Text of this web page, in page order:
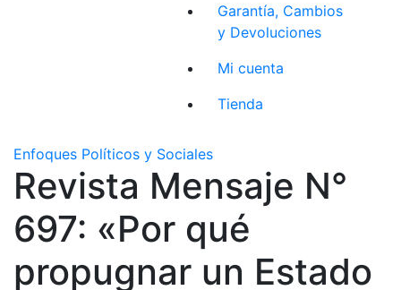
Garantía, Cambios
y Devoluciones
Mi cuenta
Tienda
Enfoques Políticos y Sociales
Revista Mensaje N°
697: «Por qué
propugnar un Estado